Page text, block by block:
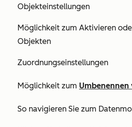
Objekteinstellungen
Möglichkeit zum Aktivieren
Objekten
Zuordnungseinstellungen
Möglichkeit zum Umbenennen
So navigieren Sie zum